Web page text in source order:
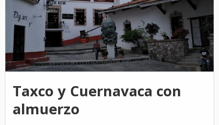
Taxco y Cuernavaca con
almuerzo